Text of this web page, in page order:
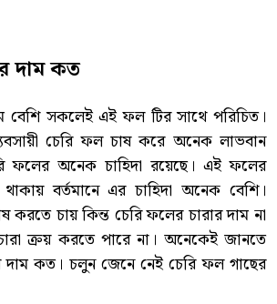
দাম কত
সকলেই এই ফল টির সাথে পরিচিত।
চেরি ফল চাষ করে অনেক লাভবান
ফলের অনেক চাহিদা রয়েছে। এই ফলের
বর্তমানে এর চাহিদা অনেক বেশি।
চায় কিন্ত চেরি ফলের চারার দাম না
ক্রয় করতে পারে না। অনেকেই জানতে
দাম কত। চলুন জেনে নেই চেরি ফল গাছের